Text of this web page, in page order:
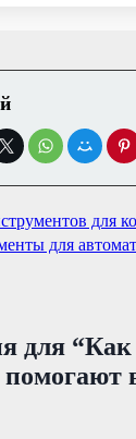
для
для
для “